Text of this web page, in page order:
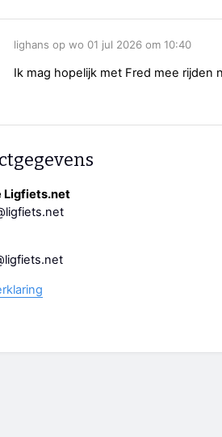
lighans op wo 01 jul 2026 om 10:40
Ik mag hopelijk met Fred mee rijden
Ligfiets.net